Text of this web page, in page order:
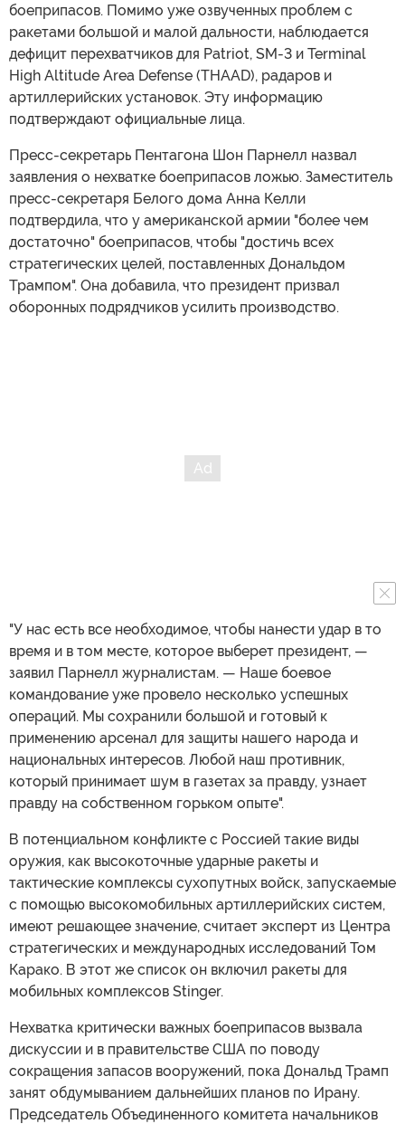
боеприпасов. Помимо уже озвученных проблем с
ракетами большой и малой дальности, наблюдается
дефицит перехватчиков для Patriot, SM-3 и Terminal
High Altitude Area Defense (THAAD), радаров и
артиллерийских установок. Эту информацию
подтверждают официальные лица.
Пресс-секретарь Пентагона Шон Парнелл назвал
заявления о нехватке боеприпасов ложью. Заместитель
пресс-секретаря Белого дома Анна Келли
подтвердила, что у американской армии "более чем
достаточно" боеприпасов, чтобы "достичь всех
стратегических целей, поставленных Дональдом
Трампом". Она добавила, что президент призвал
оборонных подрядчиков усилить производство.
"У нас есть все необходимое, чтобы нанести удар в то
время и в том месте, которое выберет президент, —
заявил Парнелл журналистам. — Наше боевое
командование уже провело несколько успешных
операций. Мы сохранили большой и готовый к
применению арсенал для защиты нашего народа и
национальных интересов. Любой наш противник,
который принимает шум в газетах за правду, узнает
правду на собственном горьком опыте".
В потенциальном конфликте с Россией такие виды
оружия, как высокоточные ударные ракеты и
тактические комплексы сухопутных войск, запускаемые
с помощью высокомобильных артиллерийских систем,
имеют решающее значение, считает эксперт из Центра
стратегических и международных исследований Том
Карако. В этот же список он включил ракеты для
мобильных комплексов Stinger.
Нехватка критически важных боеприпасов вызвала
дискуссии и в правительстве США по поводу
сокращения запасов вооружений, пока Дональд Трамп
занят обдумыванием дальнейших планов по Ирану.
Председатель Объединенного комитета начальников